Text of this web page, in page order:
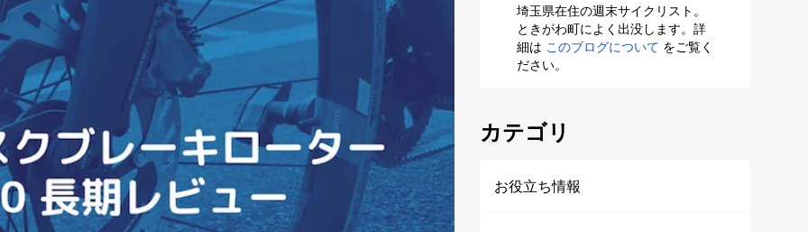
埼玉県在住の週末サイクリスト。
ときがわ町によく出没します。詳
細は このブログについて をご覧く
ださい。
カテゴリ
お役立ち情報